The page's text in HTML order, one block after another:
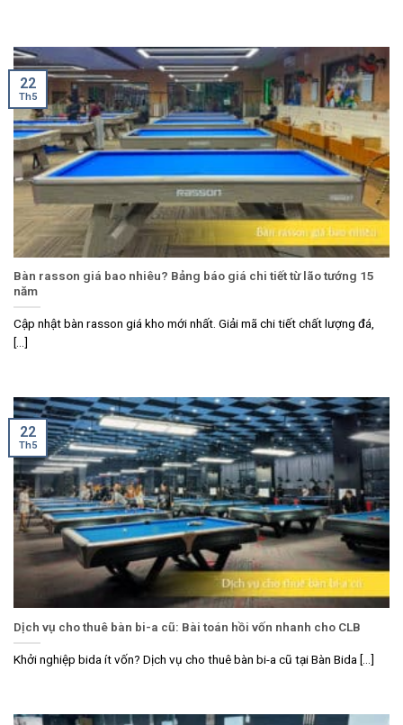
Bàn rasson giá bao nhiêu? Bảng báo giá chi tiết từ lão tướng 15
năm
Cập nhật bàn rasson giá kho mới nhất. Giải mã chi tiết chất lượng đá,
[...]
22
Th5
Dịch vụ cho thuê bàn bi-a cũ: Bài toán hồi vốn nhanh cho CLB
Khởi nghiệp bida ít vốn? Dịch vụ cho thuê bàn bi-a cũ tại Bàn Bida [...]
22
Th5